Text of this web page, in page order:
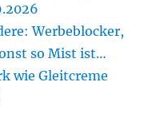
Werbeblocker,
so Mist ist…
wie Gleitcreme